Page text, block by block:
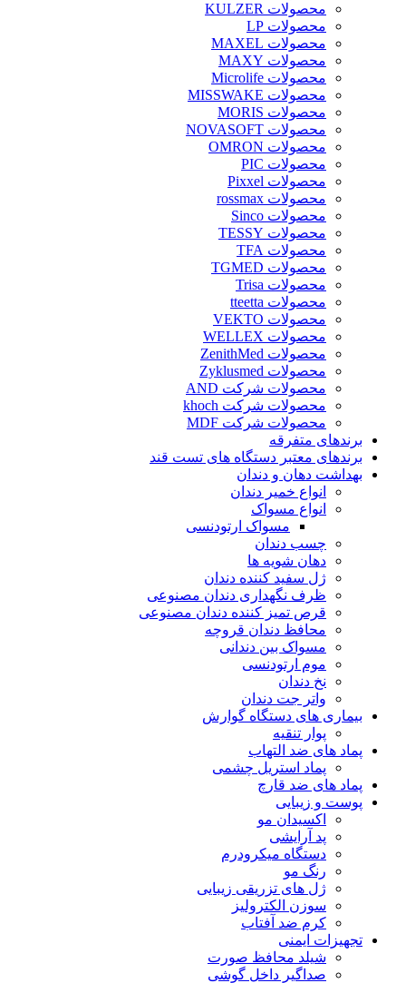
محصولات KULZER
محصولات LP
محصولات MAXEL
محصولات MAXY
محصولات Microlife
محصولات MISSWAKE
محصولات MORIS
محصولات NOVASOFT
محصولات OMRON
محصولات PIC
محصولات Pixxel
محصولات rossmax
محصولات Sinco
محصولات TESSY
محصولات TFA
محصولات TGMED
محصولات Trisa
محصولات tteetta
محصولات VEKTO
محصولات WELLEX
محصولات ZenithMed
محصولات Zyklusmed
محصولات شرکت AND
محصولات شرکت khoch
محصولات شرکت MDF
برندهای متفرقه
برندهای معتبر دستگاه های تست قند
بهداشت دهان و دندان
انواع خمیر دندان
انواع مسواک
مسواک ارتودنسی
چسب دندان
دهان شویه ها
ژل سفید کننده دندان
ظرف نگهداری دندان مصنوعی
قرص تمیز کننده دندان مصنوعی
محافظ دندان قروچه
مسواک بین دندانی
موم ارتودنسی
نخ دندان
واتر جت دندان
بیماری های دستگاه گوارش
پوار تنقیه
پماد های ضد التهاب
پماد استریل چشمی
پماد های ضد قارچ
پوست و زیبایی
اکسیدان مو
پد آرایشی
دستگاه میکرودرم
رنگ مو
ژل های تزریقی زیبایی
سوزن الکترولیز
کرم ضد آفتاب
تجهیزات ایمنی
شیلد محافظ صورت
صداگیر داخل گوشی